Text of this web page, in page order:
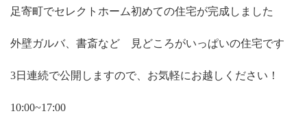
足寄町でセレクトホーム初めての住宅が完成しました
外壁ガルバ、書斎など 見どころがいっぱいの住宅です
3日連続で公開しますので、お気軽にお越しください！
10:00~17:00